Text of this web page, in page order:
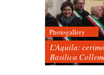
Photogallery
L’Aquila:
Basilica